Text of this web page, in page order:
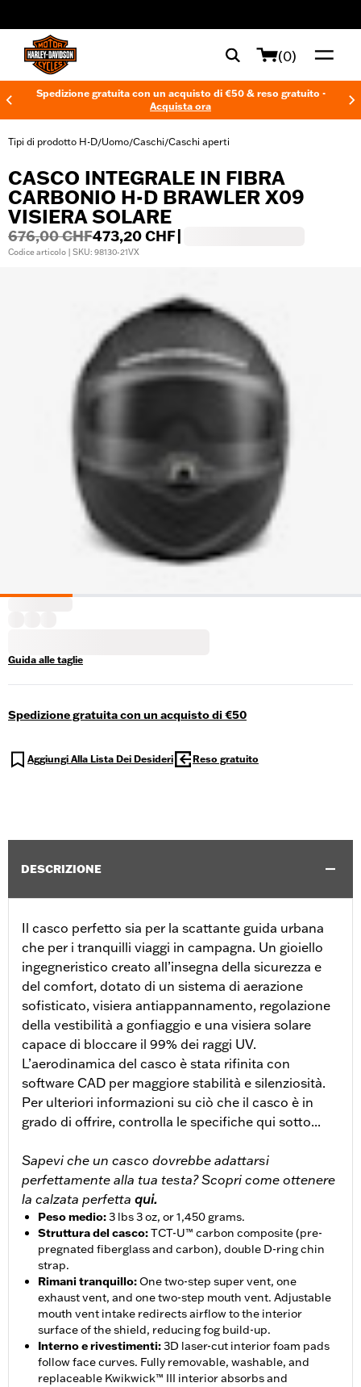
(0)
Spedizione gratuita con un acquisto di €50 & reso gratuito -
Acquista ora
Tipi di prodotto H-D/Uomo/Caschi/Caschi aperti
CASCO INTEGRALE IN FIBRA
CARBONIO H-D BRAWLER X09
VISIERA SOLARE
676,00 CHF473,20 CHF
Codice articolo | SKU: 98130-21VX
Guida alle taglie
Spedizione gratuita con un acquisto di €50
Aggiungi Alla Lista Dei Desideri Reso gratuito
DESCRIZIONE
Il casco perfetto sia per la scattante guida urbana
che per i tranquilli viaggi in campagna. Un gioiello
ingegneristico creato all’insegna della sicurezza e
del comfort, dotato di un sistema di aerazione
sofisticato, visiera antiappannamento, regolazione
della vestibilità a gonfiaggio e una visiera solare
capace di bloccare il 99% dei raggi UV.
L’aerodinamica del casco è stata rifinita con
software CAD per maggiore stabilità e silenziosità.
Per ulteriori informazioni su ciò che il casco è in
grado di offrire, controlla le specifiche qui sotto...
Sapevi che un casco dovrebbe adattarsi
perfettamente alla tua testa? Scopri come ottenere
la calzata perfetta qui.
Peso medio:3 lbs 3 oz, or 1,450 grams.
Struttura del casco:TCT-U™ carbon composite (pre-
pregnated fiberglass and carbon), double D-ring chin
strap.
Rimani tranquillo:One two-step super vent, one
exhaust vent, and one two-step mouth vent. Adjustable
mouth vent intake redirects airflow to the interior
surface of the shield, reducing fog build-up.
Interno e rivestimenti:3D laser-cut interior foam pads
follow face curves. Fully removable, washable, and
replaceable Kwikwick™ III interior absorbs and